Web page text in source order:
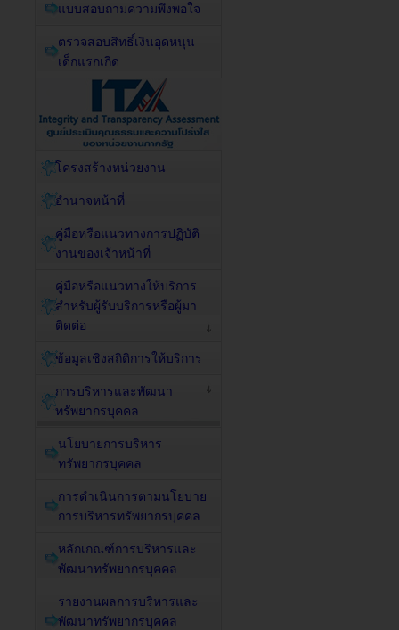
แบบสอบถามความพึงพอใจ
ตรวจสอบสิทธิ์เงินอุดหนุน
เด็กแรกเกิด
โครงสร้างหน่วยงาน
อำนาจหน้าที่
คู่มือหรือแนวทางการปฏิบัติ
งานของเจ้าหน้าที่
คู่มือหรือแนวทางให้บริการ
สำหรับผู้รับบริการหรือผู้มา
ติดต่อ
ข้อมูลเชิงสถิติการให้บริการ
การบริหารและพัฒนา
ทรัพยากรบุคคล
นโยบายการบริหาร
ทรัพยากรบุคคล
การดำเนินการตามนโยบาย
การบริหารทรัพยากรบุคคล
หลักเกณฑ์การบริหารและ
พัฒนาทรัพยากรบุคคล
รายงานผลการบริหารและ
พัฒนาทรัพยากรบุคคล